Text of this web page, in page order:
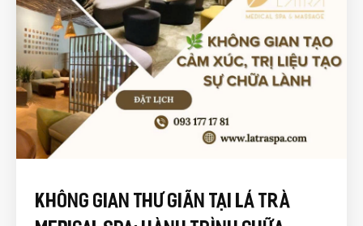
Không Gian Thư Giãn Tại Lá Trà